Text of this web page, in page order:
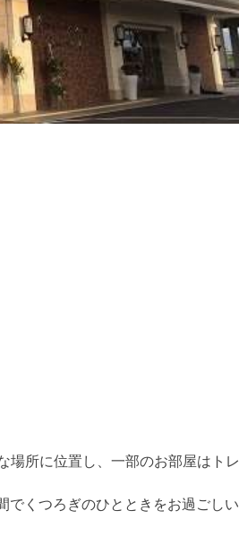
場所に位置し、一部のお部屋はトレ
でくつろぎのひとときをお過ごしい